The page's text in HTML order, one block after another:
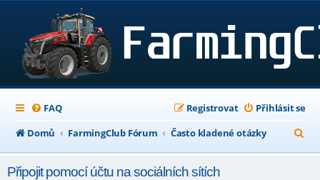
FAQ Přihlásit se
Registrovat
Domů
FarmingClub Fórum Často kladené otázky
l
Připojit pomocí účtu na sociálních sítích